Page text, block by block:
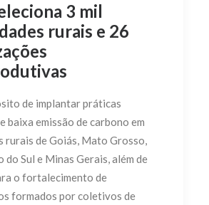
3 mil
rurais e 26
de implantar práticas
baixa emissão de carbono em
rurais de Goiás, Mato Grosso,
do Sul e Minas Gerais, além de
o fortalecimento de
formados por coletivos de